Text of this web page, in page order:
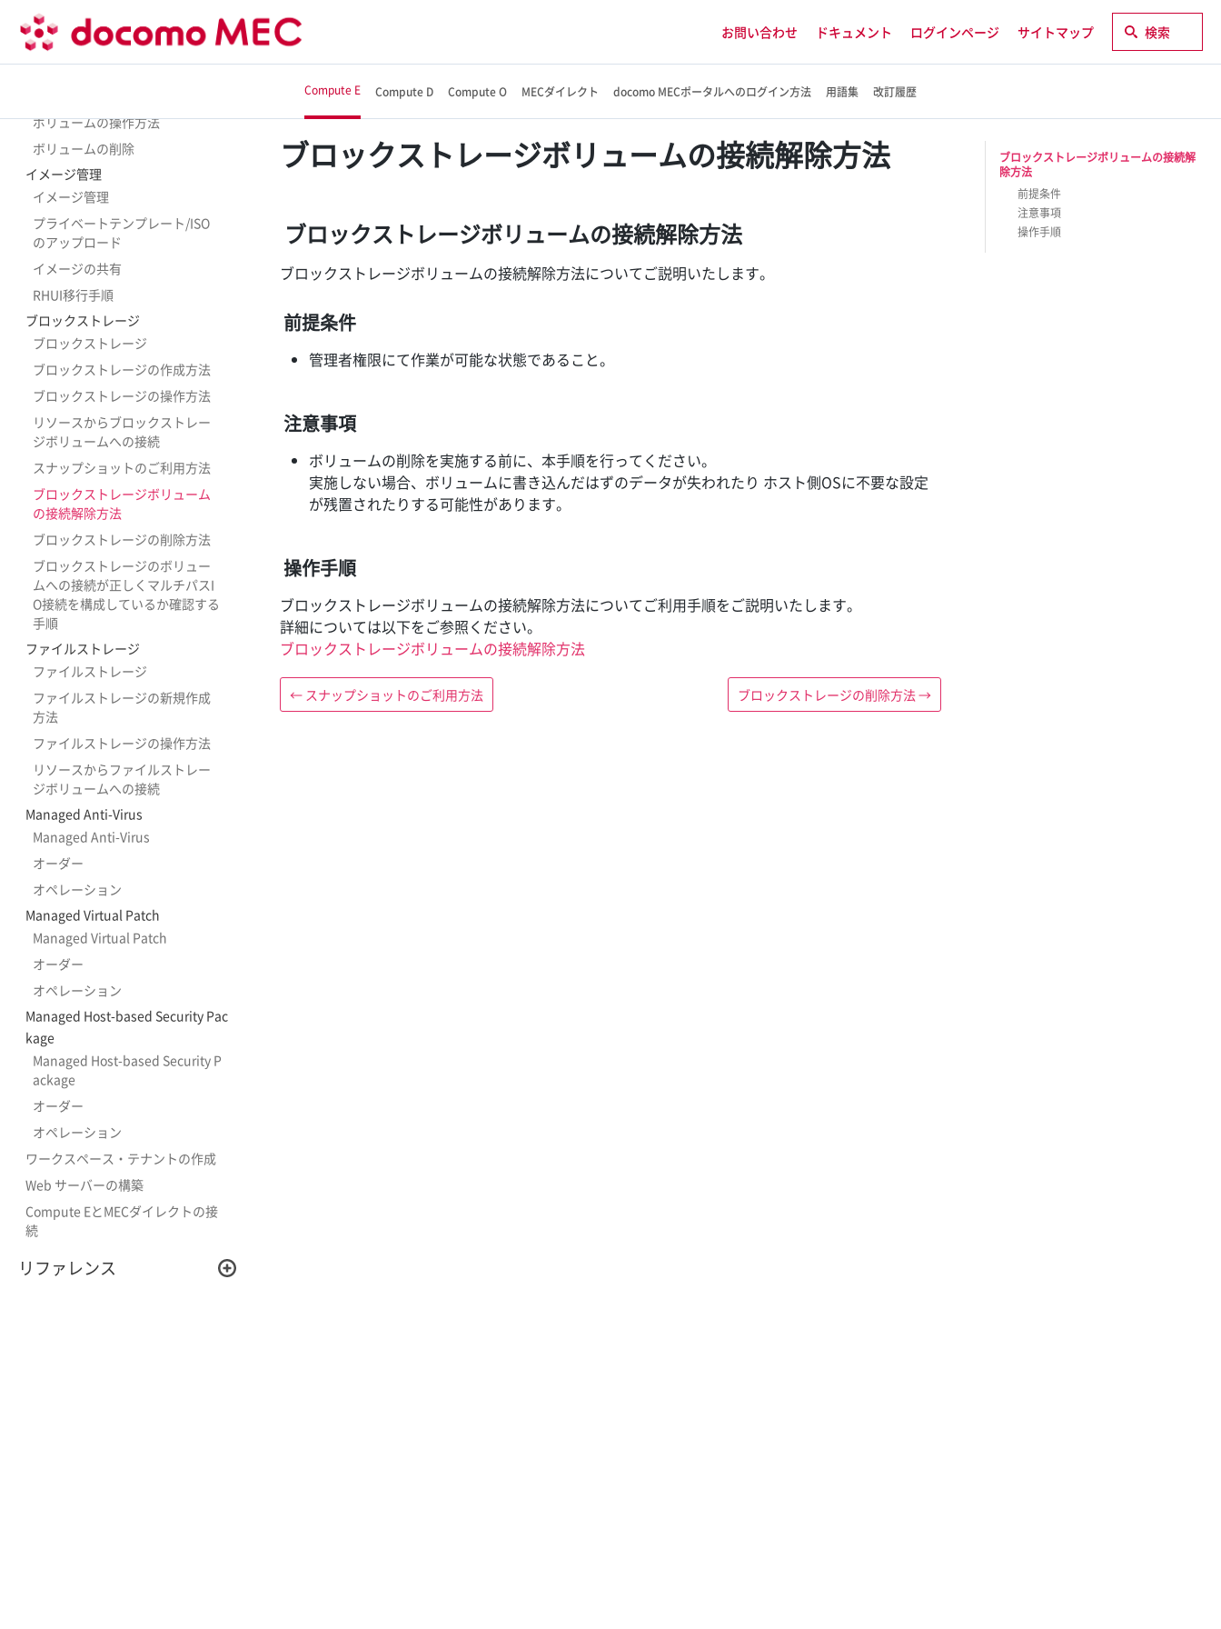
お問い合わせ ドキュメント ログインページ サイトマップ 検索
Compute E Compute D Compute O MECダイレクト docomo MECポータルへのログイン方法 用語集 改訂履歴
サーバーインスタンスの操作方
法
サーバーインスタンスの削除
ボリュームの操作方法
ボリュームの削除
イメージ管理
イメージ管理
プライベートテンプレート/ISO
のアップロード
イメージの共有
RHUI移行手順
ブロックストレージ
ブロックストレージ
ブロックストレージの作成方法
ブロックストレージの操作方法
リソースからブロックストレー
ジボリュームへの接続
スナップショットのご利用方法
ブロックストレージボリューム
の接続解除方法
ブロックストレージの削除方法
ブロックストレージのボリュー
ムへの接続が正しくマルチパスI
O接続を構成しているか確認する
手順
ファイルストレージ
ファイルストレージ
ファイルストレージの新規作成
方法
ファイルストレージの操作方法
リソースからファイルストレー
ジボリュームへの接続
Managed Anti-Virus
Managed Anti-Virus
オーダー
オペレーション
Managed Virtual Patch
Managed Virtual Patch
オーダー
オペレーション
Managed Host-based Security Pac
kage
Managed Host-based Security P
ackage
オーダー
オペレーション
ワークスペース・テナントの作成
Web サーバーの構築
Compute EとMECダイレクトの接
続
リファレンス
ブロックストレージボリュームの接続解除方法
ブロックストレージボリュームの接続解除方法
ブロックストレージボリュームの接続解除方法についてご説明いたします。
前提条件
管理者権限にて作業が可能な状態であること。
注意事項
ボリュームの削除を実施する前に、本手順を行ってください。
実施しない場合、ボリュームに書き込んだはずのデータが失われたり ホスト側OSに不要な設定
が残置されたりする可能性があります。
操作手順
ブロックストレージボリュームの接続解除方法についてご利用手順をご説明いたします。
詳細については以下をご参照ください。
ブロックストレージボリュームの接続解除方法
← スナップショットのご利用方法 ブロックストレージの削除方法→
ブロックストレージボリュームの接続解
除方法
前提条件
注意事項
操作手順